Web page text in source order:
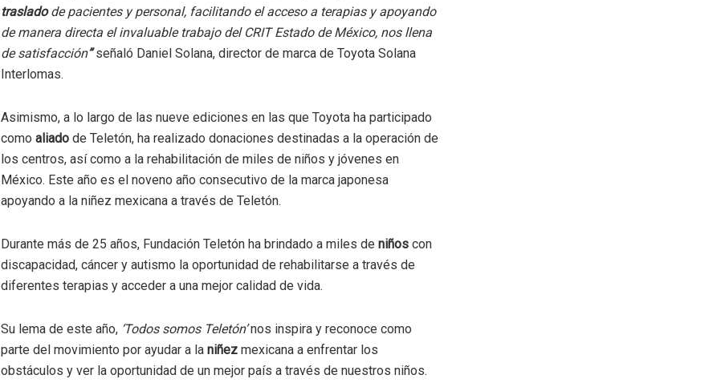
trasladode pacientes y personal, facilitando el acceso a terapias y apoyando
de manera directa el invaluable trabajo del CRIT Estado de México, nos llena
de satisfacción”señaló Daniel Solana, director de marca de Toyota Solana
Interlomas.
Asimismo, a lo largo de las nueve ediciones en las que Toyota ha participado
como aliado de Teletón, ha realizado donaciones destinadas a la operación de
los centros, así como a la rehabilitación de miles de niños y jóvenes en
México. Este año es el noveno año consecutivo de la marca japonesa
apoyando a la niñez mexicana a través de Teletón.
Durante más de 25 años, Fundación Teletón ha brindado a miles de niños con
discapacidad, cáncer y autismo la oportunidad de rehabilitarse a través de
diferentes terapias y acceder a una mejor calidad de vida.
Su lema de este año, ‘Todos somos Teletón’nos inspira y reconoce como
parte del movimiento por ayudar a la niñez mexicana a enfrentar los
obstáculos y ver la oportunidad de un mejor país a través de nuestros niños.